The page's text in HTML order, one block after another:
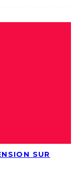
SUR